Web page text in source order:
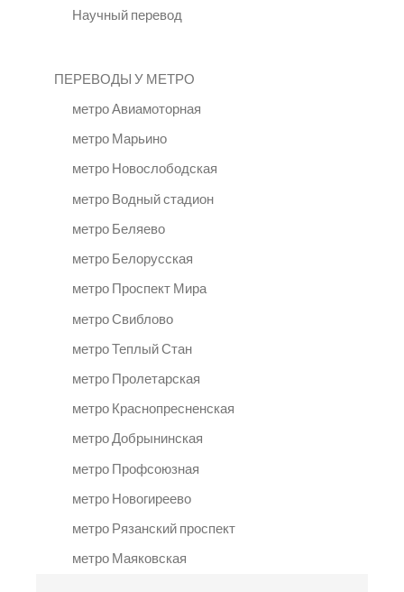
Научный перевод
ПЕРЕВОДЫ У МЕТРО
метро Авиамоторная
метро Марьино
метро Новослободская
метро Водный стадион
метро Беляево
метро Белорусская
метро Проспект Мира
метро Свиблово
метро Теплый Стан
метро Пролетарская
метро Краснопресненская
метро Добрынинская
метро Профсоюзная
метро Новогиреево
метро Рязанский проспект
метро Маяковская